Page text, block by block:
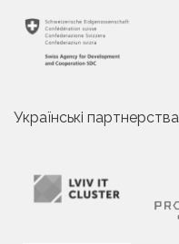
Українські партнерства